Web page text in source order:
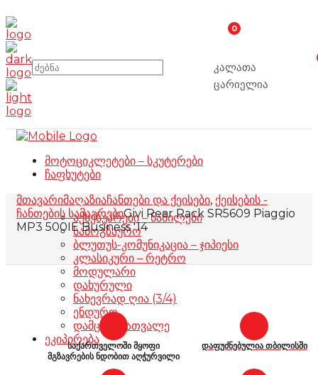
0
კალათა
ცარიელია
მოტოციკლეტები – სკუტერები
ჩაფხუტები
აქსესუარები – ნაწილები
სამოგზაურო
ბლუთუს-კომუნიკაცია – ჯიპიესი
კლასიკური – რეტრო
მოდულარი
დახურული
ნახევრად ღია (3/4)
ენდურო
დამცავი სათვალე
ეკიპირება
მთავარიმაღაზიაჩანთები და ქეისები, ქეისების -
ჩანთების სამაგრებიGivi Rear Rack SR5609 Piaggio
MP3 500IE Business '14
საქართველოში მყოფი
მგზავრების ნდობით აღჭურვილი
დაფუძნებულია თბილისში